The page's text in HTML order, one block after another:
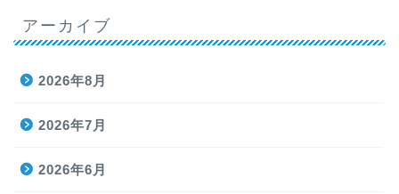
アーカイブ
2026年8月
2026年7月
2026年6月